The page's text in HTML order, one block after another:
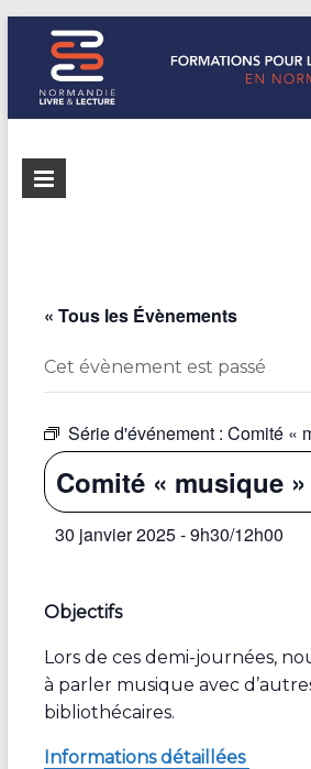
Formations
Normandie
Normandie
Livre &
bibliothèques
« Tous les Évènements
Cet évènement est passé
Série d'événement : Comité «
Comité « musique »
30 janvier 2025 - 9h30/12h00
Objectifs
Lors de ces demi-journées,
à parler musique avec
bibliothécaires.
Informations détaillées